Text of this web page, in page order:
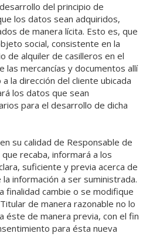
del principio de
los datos sean adquiridos,
de manera lícita. Esto es, que
social, consistente en la
de alquiler de casilleros en el
las mercancías y documentos allí
la dirección del cliente ubicada
los datos que sean
para el desarrollo de dicha
su calidad de Responsable de
recaba, informará a los
suficiente y previa acerca de
información a ser suministrada.
finalidad cambie o se modifique
de manera razonable no lo
éste de manera previa, con el fin
para ésta nueva